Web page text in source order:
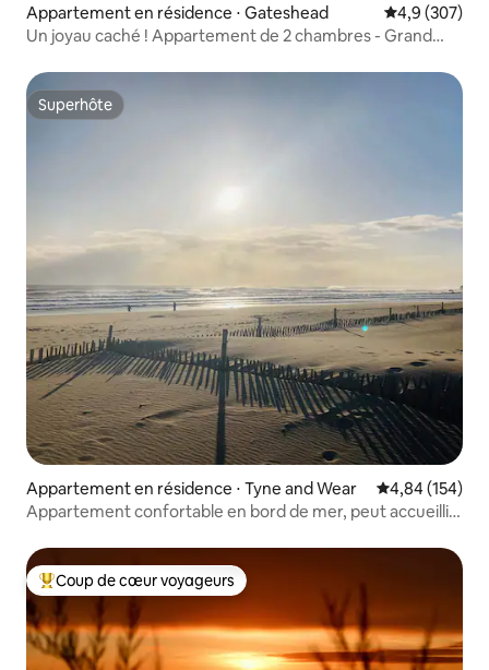
Appartement en résidence ⋅ Gateshead Évaluation
4,9 (307)
Un joyau caché ! Appartement de 2 chambres - Grand
Superhôte
Superhôte
Appartement en résidence ⋅ Tyne and Wear Évaluation
4,84 (154)
Appartement confortable en bord de mer, peut accueillir
Coups de cœur voyageurs les plus appréciés
Coup de cœur voyageurs